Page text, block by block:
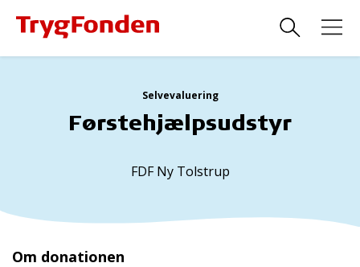
Selvevaluering
Førstehjælpsudstyr
FDF Ny Tolstrup
Om donationen